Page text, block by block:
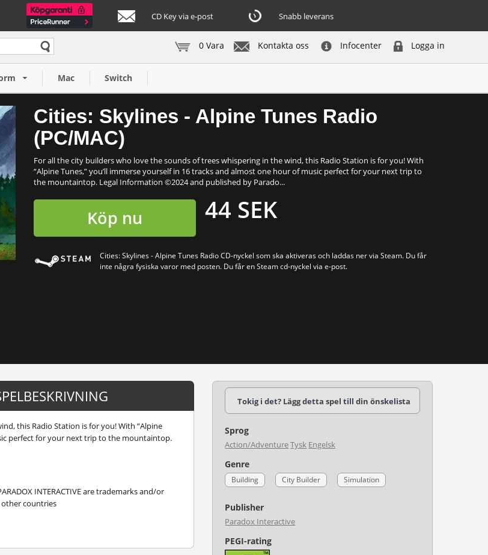
CD Key via e-post Snabb leverans
Kontakta oss Infocenter Logga in
0 Vara
Mac Switch
Cities: Skylines - Alpine Tunes Radio
(PC/MAC)
For all the city builders who love the sounds of trees whispering in the wind, this Radio Station is for you! With
“Alpine Tunes,” you’ll immerse yourself in 16 tracks and almost one hour of music perfect for your next trip to
the mountaintop. Legal Information ©2024 and published by Parado...
Köp nu 44 SEK
Cities: Skylines - Alpine Tunes Radio CD-nyckel som ska aktiveras och laddas ner via Steam. Du får
inte några fysiska varor med posten. Du får en Steam cd-nyckel via e-post.
Köp nu
this Radio Station is for you! With “Alpine
perfect for your next trip to the mountaintop.
INTERACTIVE are trademarks and/or
other countries
Tokig i det? Lägg detta spel till din önskelista
Sprog
Action/AdventureTysk Engelsk
Genre
Building City Builder Simulation
Publisher
Paradox Interactive
PEGI-rating